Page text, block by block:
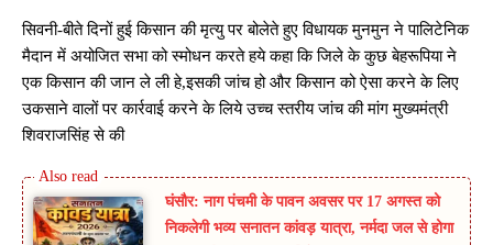
सिवनी-बीते दिनों हुई किसान की मृत्यु पर बोलेते हुए विधायक मुनमुन ने पालिटेनिक
मैदान में अयोजित सभा को स्मोधन करते हये कहा कि जिले के कुछ बेहरूपिया ने
एक किसान की जान ले ली हे,इसकी जांच हो और किसान को ऐसा करने के लिए
उकसाने वालों पर कार्रवाई करने के लिये उच्च स्तरीय जांच की मांग मुख्यमंत्री
शिवराजसिंह से की
घंसौर: नाग पंचमी के पावन अवसर पर 17 अगस्त को
निकलेगी भव्य सनातन कांवड़ यात्रा, नर्मदा जल से होगा